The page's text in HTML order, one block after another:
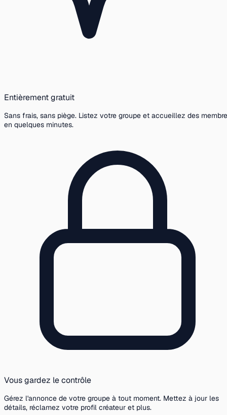
Entièrement gratuit
Sans frais, sans piège. Listez votre groupe et accueillez des
en quelques minutes.
Vous gardez le contrôle
Gérez l'annonce de votre groupe à tout moment. Mettez à jour les
détails, réclamez votre profil créateur et plus.